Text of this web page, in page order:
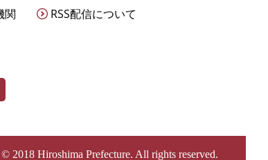
関 RSS配信について
2018 Hiroshima Prefecture. All rights reserved.